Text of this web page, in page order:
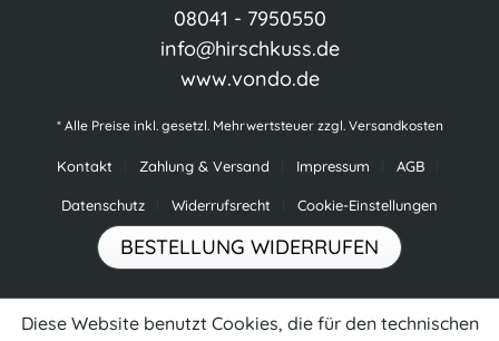
08041 - 7950550
info@hirschkuss.de
www.vondo.de
* Alle Preise inkl. gesetzl. Mehrwertsteuer zzgl. Versandkosten
Kontakt Zahlung & Versand Impressum AGB
Datenschutz Widerrufsrecht Cookie-Einstellungen
BESTELLUNG WIDERRUFEN
Diese Website benutzt Cookies, die für den technischen